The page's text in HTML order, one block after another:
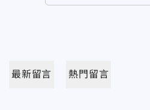
最新留言 熱門留言